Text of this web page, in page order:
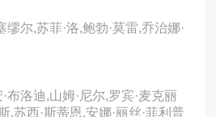
缪尔,苏菲·洛,鲍勃·莫雷,乔治娜·
布洛迪,山姆·尼尔,罗宾·麦克丽
,苏西·斯蒂恩,安娜·丽丝·菲利普